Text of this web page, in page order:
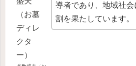
導者であり、地域社
割を果たしています。